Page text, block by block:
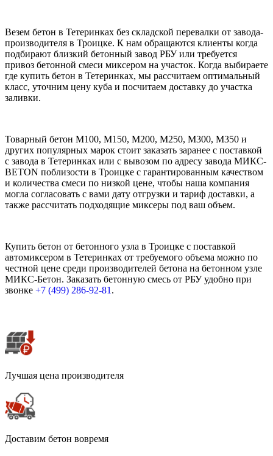
Везем бетон в Тетеринках без складской перевалки от завода-
производителя в Троицке. К нам обращаются клиенты когда
подбирают близкий бетонный завод РБУ или требуется
привоз бетонной смеси миксером на участок. Когда выбираете
где купить бетон в Тетеринках, мы рассчитаем оптимальный
класс, уточним цену куба и посчитаем доставку до участка
заливки.
Товарный бетон М100, М150, М200, М250, М300, М350 и
других популярных марок стоит заказать заранее с поставкой
с завода в Тетеринках или с вывозом по адресу завода МИКС-
BETON поблизости в Троицке с гарантированным качеством
и количества смеси по низкой цене, чтобы наша компания
могла согласовать с вами дату отгрузки и тариф доставки, а
также рассчитать подходящие миксеры под ваш объем.
Купить бетон от бетонного узла в Троицке с поставкой
автомиксером в Тетеринках от требуемого объема можно по
честной цене среди производителей бетона на бетонном узле
МИКС-Бетон. Заказать бетонную смесь от РБУ удобно при
звонке +7 (499) 286-92-81 .
Лучшая цена производителя
Доставим бетон вовремя